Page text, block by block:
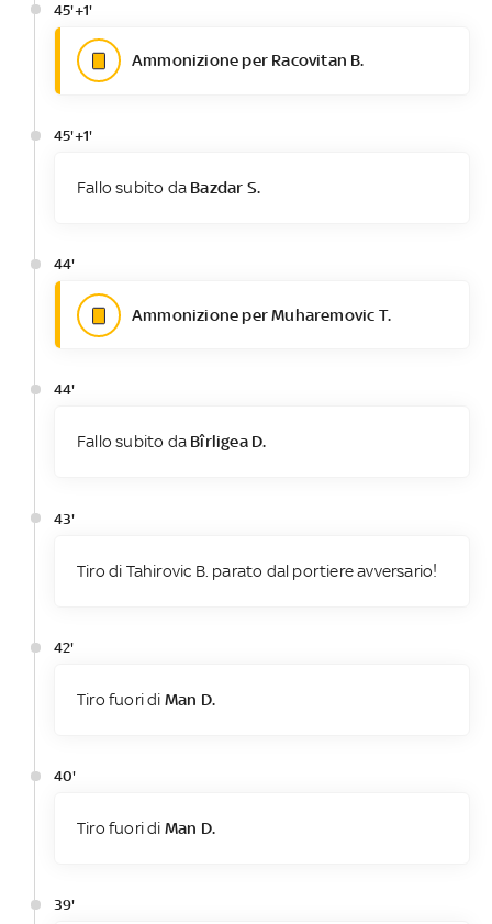
45'+1'
Ammonizione per Racovitan B.
45'+1'
Fallo subito da Bazdar S.
44'
Ammonizione per Muharemovic T.
44'
Fallo subito da Bîrligea D.
43'
Tiro di Tahirovic B. parato dal portiere avversario!
42'
Tiro fuori di Man D.
40'
Tiro fuori di Man D.
39'